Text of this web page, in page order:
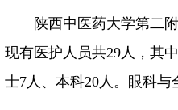
陕西中医药大学第二
现有医护人员共29人，其
士7人、本科20人。眼科与